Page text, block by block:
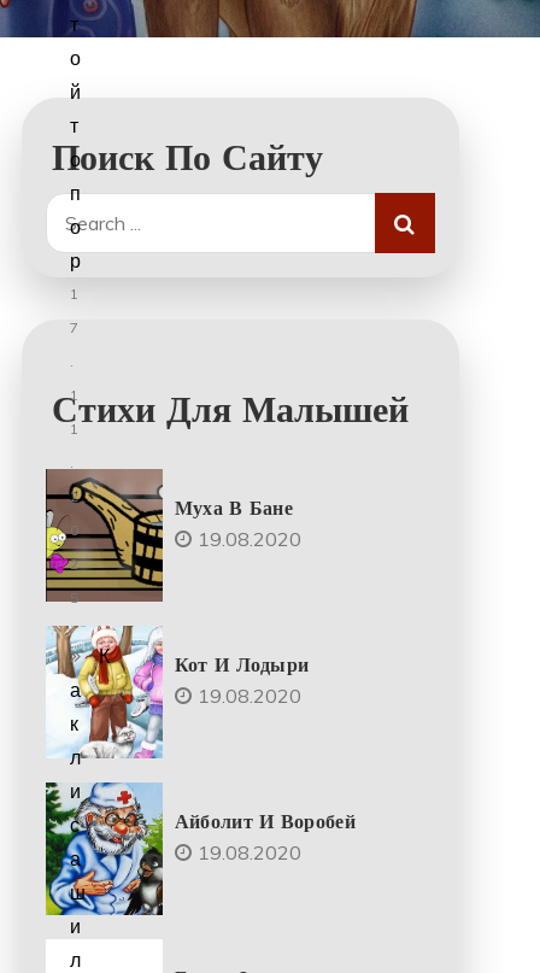
Поиск По Сайту
Search
for:
Стихи Для Малышей
Муха В Бане
19.08.2020
Кот И Лодыри
19.08.2020
Айболит И Воробей
19.08.2020
т
о
й
т
о
п
о
р
1
7
.
1
1
.
2
0
2
5
К
а
к
л
и
с
а
ш
и
л